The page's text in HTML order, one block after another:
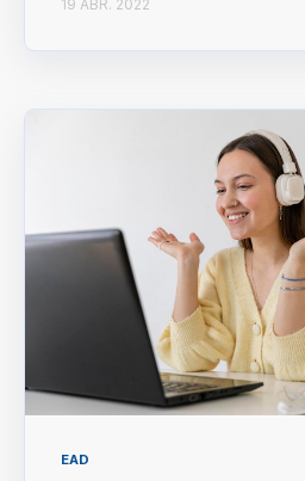
19 ABR. 2022
EAD